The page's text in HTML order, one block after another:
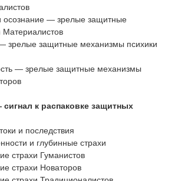
осознание — зрелые защитные
зрелые защитные механизмы психики
— зрелые защитные механизмы
к распаковке защитных
и последствия
и глубинные страхи
страхи Гуманистов
страхи Новаторов